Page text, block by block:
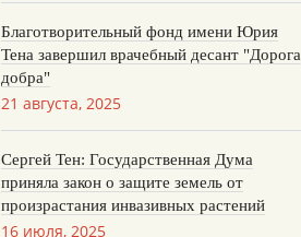
Благотворительный фонд имени Юрия
Тена завершил врачебный десант "Дорога
добра"
21 августа, 2025
Сергей Тен: Государственная Дума
приняла закон о защите земель от
произрастания инвазивных растений
16 июля, 2025